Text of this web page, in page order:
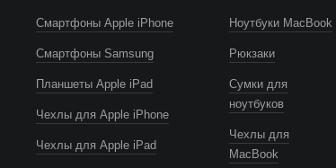
Смартфоны Apple iPhone
Смартфоны Samsung
Планшеты Apple iPad
Чехлы для Apple iPhone
Чехлы для Apple iPad
Ноутбуки MacBook
Рюкзаки
Сумки для
ноутбуков
Чехлы для
MacBook